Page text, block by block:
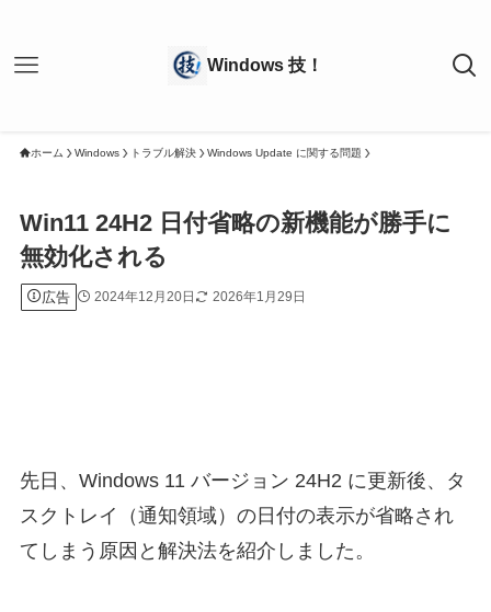
ホーム Windows トラブル解決 Windows Update に関する問題
Win11 24H2 日付省略の新機能が勝手に
無効化される
広告 2024年12月20日 2026年1月29日
先日、Windows 11 バージョン 24H2 に更新後、タ
スクトレイ（通知領域）の日付の表示が省略され
てしまう原因と解決法を紹介しました。